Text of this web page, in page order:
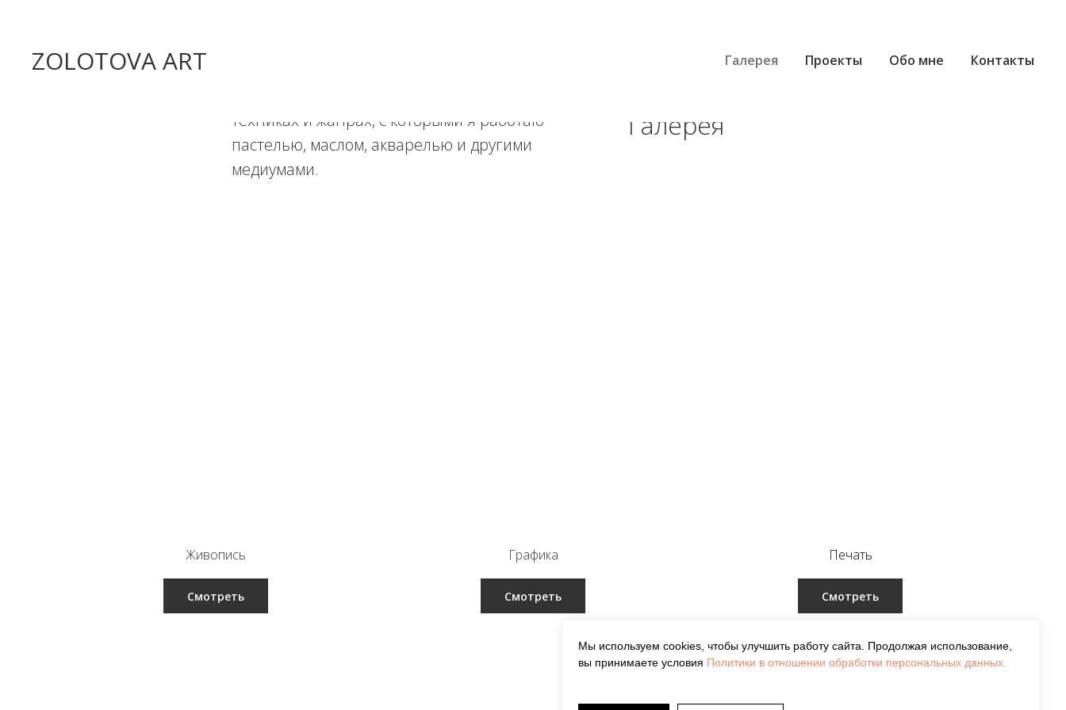
ZOLOTOVA ART Галерея Проекты Обо мне Контакты
Галерея
техниках и жанрах, с которыми я работаю
пастелью, маслом, акварелью и другими
медиумами.
Живопись
Смотреть
Графика
Смотреть
Печать
Смотреть
Мы используем cookies, чтобы улучшить работу сайта. Продолжая использование,
вы принимаете условия Политики в отношении обработки персональных данных.